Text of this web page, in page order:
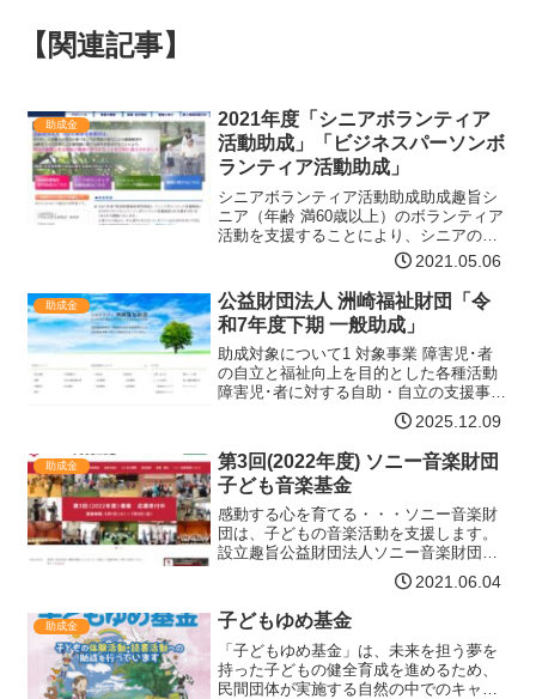
【関連記事】
助成金
2021年度「シニアボランティア
活動助成」「ビジネスパーソンボ
ランティア活動助成」
シニアボランティア活動助成助成趣旨シ
ニア（年齢 満60歳以上）のボランティア
活動を支援することにより、シニアのボ
ランティア活動の振興と社会福祉の向上
に寄与することを目的とする。応募資格
社会福祉の推進に役立つボランティア活
動を行っているか、ま…【詳細はコチ
ラ】
2021.05.06
助成金
公益財団法人 洲崎福祉財団「令
和7年度下期 一般助成」
助成対象について1 対象事業 障害児･者
の自立と福祉向上を目的とした各種活動
障害児･者に対する自助・自立の支援事業
採択後、令和8年6月1日から申請事業を開
始し、令和8年11月30日までに終了する
事業2 対象団体 営利を目的としない次の
法…【詳細はコチラ】
2025.12.09
助成金
第3回(2022年度) ソニー音楽財団
子ども音楽基金
感動する心を育てる・・・ソニー音楽財
団は、子どもの音楽活動を支援します。
設立趣旨公益財団法人ソニー音楽財団で
は、子どもたちが豊かな感性・すこやか
に生きる力をはぐくむためには、音楽を
通じた体験や活動が重要であると考えて
おります。先進国でも相対…【詳細はコ
チラ】
2021.06.04
助成金 子どもゆめ基金
「子どもゆめ基金」は、未来を担う夢を
持った子どもの健全育成を進めるため、
民間団体が実施する自然の中でのキャン